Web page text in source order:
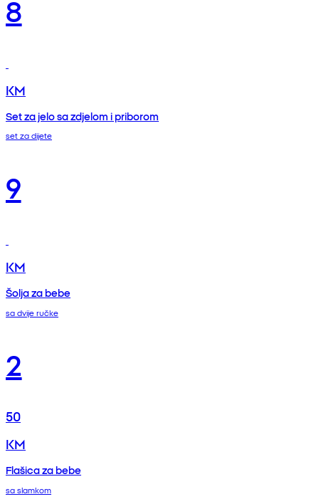
8
KM
Set za jelo sa zdjelom i priborom
set za dijete
9
KM
Šolja za bebe
sa dvije ručke
2
50
KM
Flašica za bebe
sa slamkom